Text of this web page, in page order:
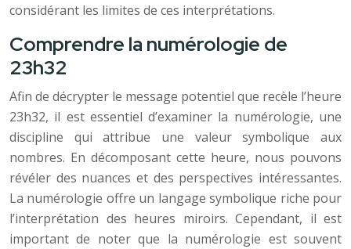
considérant les limites de ces interprétations.
Comprendre la numérologie de
23h32
Afin de décrypter le message potentiel que recèle l’heure
23h32, il est essentiel d’examiner la numérologie, une
discipline qui attribue une valeur symbolique aux
nombres. En décomposant cette heure, nous pouvons
révéler des nuances et des perspectives intéressantes.
La numérologie offre un langage symbolique riche pour
l’interprétation des heures miroirs. Cependant, il est
important de noter que la numérologie est souvent